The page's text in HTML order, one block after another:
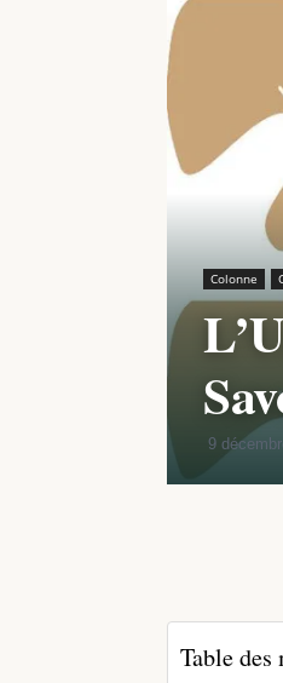
Colonne
9
Table des